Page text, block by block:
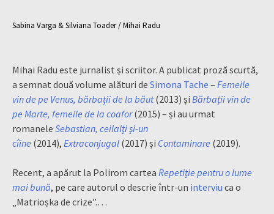
Sabina Varga & Silviana Toader / Mihai Radu
Mihai Radu este jurnalist și scriitor. A publicat proză scurtă,
a semnat două volume alături de Simona Tache – Femeile
vin de pe Venus, bărbații de la băut(2013) și Bărbații vin de
pe Marte, femeile de la coafor(2015) – și au urmat
romanele Sebastian, ceilalți și-un
cîine (2014), Extraconjugal (2017) și Contaminare (2019).
Recent, a apărut la Polirom cartea Repetiție pentru o lume
mai bună, pe care autorul o descrie într-un interviu ca o
„Matrioșka de crize”.…